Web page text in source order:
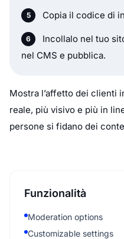
Copia il codice di
Incollalo nel tuo
nel CMS e pubblica.
Mostra l’affetto dei clienti
reale, più visivo e più in
persone si fidano dei
Funzionalità
Moderation options
Customizable settings